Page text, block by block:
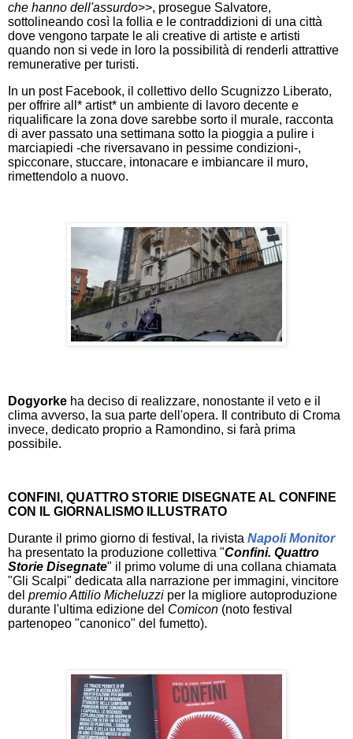
che hanno dell'assurdo>>, prosegue Salvatore,
sottolineando così la follia e le contraddizioni di una città
dove vengono tarpate le ali creative di artiste e artisti
quando non si vede in loro la possibilità di renderli attrattive
remunerative per turisti.
In un post Facebook, il collettivo dello Scugnizzo Liberato,
per offrire all* artist* un ambiente di lavoro decente e
riqualificare la zona dove sarebbe sorto il murale, racconta
di aver passato una settimana sotto la pioggia a pulire i
marciapiedi -che riversavano in pessime condizioni-,
spicconare, stuccare, intonacare e imbiancare il muro,
rimettendolo a nuovo.
Dogyorke ha deciso di realizzare, nonostante il veto e il
clima avverso, la sua parte dell'opera. Il contributo di Croma
invece, dedicato proprio a Ramondino, si farà prima
possibile.
CONFINI, QUATTRO STORIE DISEGNATE AL CONFINE
CON IL GIORNALISMO
ILLUSTRATO
Durante il primo giorno di festival, la rivista Napoli Monitor
ha presentato la produzione collettiva "Confini. Quattro
Storie Disegnate" il primo volume di una collana chiamata
"Gli Scalpi" dedicata alla narrazione per immagini, vincitore
del premio Attilio Micheluzzi per la migliore autoproduzione
durante l'ultima edizione del Comicon (noto festival
partenopeo "canonico" del fumetto).